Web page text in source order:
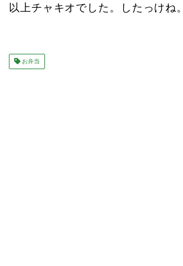
以上チャキオでした。したっけね。
お弁当